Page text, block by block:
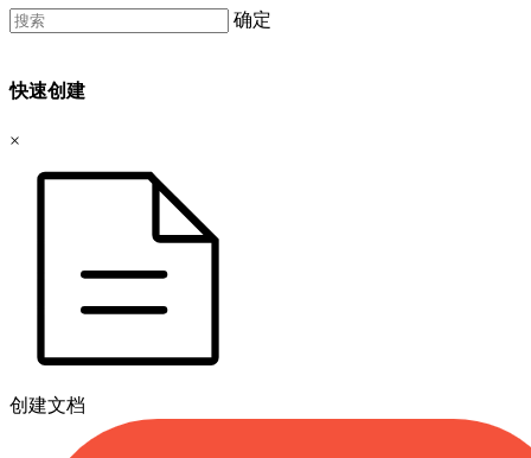
确定
快速创建
×
创建文档